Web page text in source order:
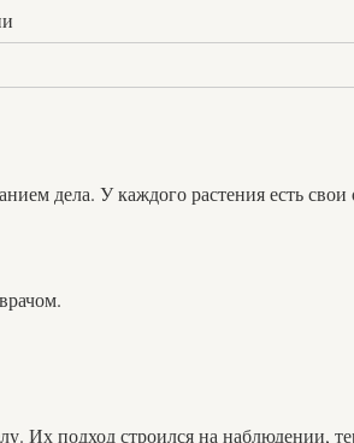
дела. У каждого растения есть свои
Их подход строился на наблюдении,